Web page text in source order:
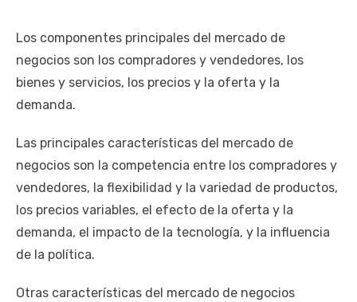
Los componentes principales del mercado de
negocios son los compradores y vendedores, los
bienes y servicios, los precios y la oferta y la
demanda.
Las principales características del mercado de
negocios son la competencia entre los compradores y
vendedores, la flexibilidad y la variedad de productos,
los precios variables, el efecto de la oferta y la
demanda, el impacto de la tecnología, y la influencia
de la política.
Otras características del mercado de negocios